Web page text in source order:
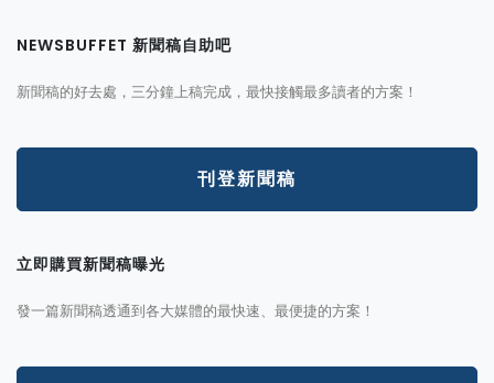
NEWSBUFFET 新聞稿自助吧
新聞稿的好去處，三分鐘上稿完成，最快接觸最多讀者的方案！
刊登新聞稿
立即購買新聞稿曝光
發一篇新聞稿透通到各大媒體的最快速、最便捷的方案！